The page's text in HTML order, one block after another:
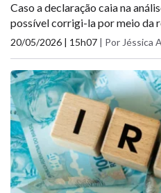
Caso a declaração caia na
possível corrigi-la por meio da
20/05/2026 | 15h07 | Por Jéssica